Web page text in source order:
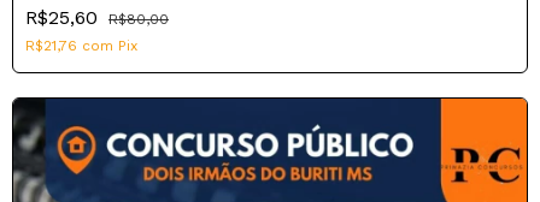
R$25,60
R$80,00
R$21,76 com Pix